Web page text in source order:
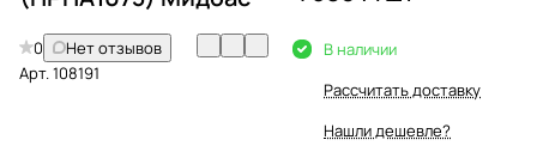
0
Нет отзывов
Арт.108191
В наличии
Рассчитать доставку
Нашли дешевле?